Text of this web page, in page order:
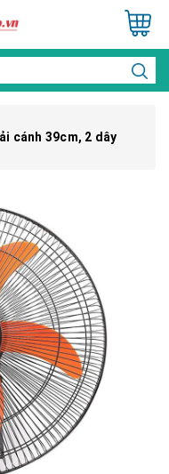
cánh 39cm, 2 dây